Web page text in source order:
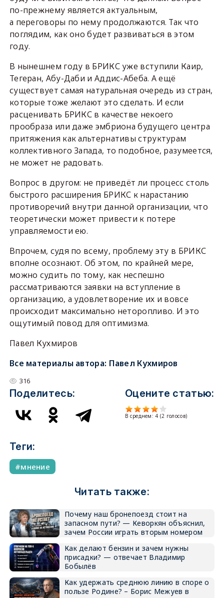
по-прежнему является актуальным,
а переговоры по нему продолжаются. Так что
поглядим, как оно будет развиваться в этом
году.
В нынешнем году в БРИКС уже вступили Каир,
Тегеран, Абу-Даби и Аддис-Абеба. А ещё
существует самая натуральная очередь из стран,
которые тоже желают это сделать. И если
расценивать БРИКС в качестве некоего
прообраза или даже эмбриона будущего центра
притяжения как альтернативы структурам
коллективного Запада, то подобное, разумеется,
не может не радовать.
Вопрос в другом: не приведёт ли процесс столь
быстрого расширения БРИКС к нарастанию
противоречий внутри данной организации, что
теоретически может привести к потере
управляемости ею.
Впрочем, судя по всему, проблему эту в БРИКС
вполне осознают. Об этом, по крайней мере,
можно судить по тому, как неспешно
рассматриваются заявки на вступление в
организацию, а удовлетворение их и вовсе
происходит максимально неторопливо. И это
ощутимый повод для оптимизма.
Павел Кухмиров
Все материалы автора: Павел Кухмиров
316
Поделитесь: Оцените статью:
В среднем:4 (2 голосов)
Теги:
мнение
Читать также:
Почему наш бронепоезд стоит на
запасном пути? — Кеворкян объяснил,
зачем России играть вторым номером
Как делают бензин и зачем нужны
присадки? — отвечает Владимир
Бобылёв
Как удержать среднюю линию в споре о
пользе Родине? – Борис Межуев в